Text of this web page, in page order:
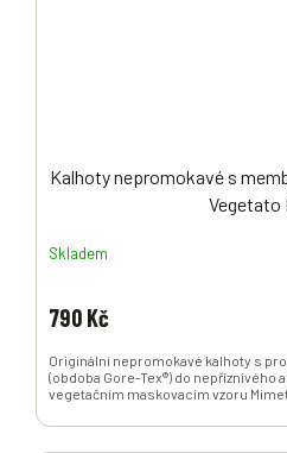
Kalhoty nepromokavé s
Vegetato
Skladem
790 Kč
Originální nepromokavé kalhoty s
(obdoba Gore-Tex®) do nepříznivého
vegetačním maskovacím vzoru